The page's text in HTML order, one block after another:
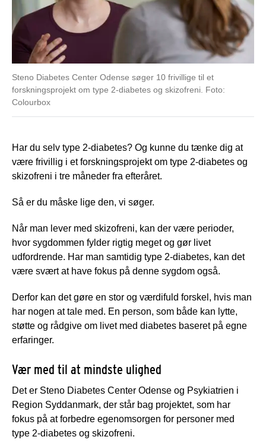
Steno Diabetes Center Odense søger 10 frivillige til et
forskningsprojekt om type 2-diabetes og skizofreni. Foto:
Colourbox
Har du selv type 2-diabetes? Og kunne du tænke dig at
være frivillig i et forskningsprojekt om type 2-diabetes og
skizofreni i tre måneder fra efteråret.
Så er du måske lige den, vi søger.
Når man lever med skizofreni, kan der være perioder,
hvor sygdommen fylder rigtig meget og gør livet
udfordrende. Har man samtidig type 2-diabetes, kan det
være svært at have fokus på denne sygdom også.
Derfor kan det gøre en stor og værdifuld forskel, hvis man
har nogen at tale med. En person, som både kan lytte,
støtte og rådgive om livet med diabetes baseret på egne
erfaringer.
Vær med til at mindste ulighed
Det er Steno Diabetes Center Odense og Psykiatrien i
Region Syddanmark, der står bag projektet, som har
fokus på at forbedre egenomsorgen for personer med
type 2-diabetes og skizofreni.